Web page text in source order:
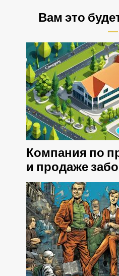
Вам это
Компания по
и продаже